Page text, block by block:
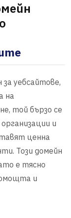
уебсайтове,
на
той бързо се
и
ценна
Този домейн
е тясно
и